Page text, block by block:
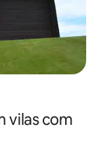
vilas com